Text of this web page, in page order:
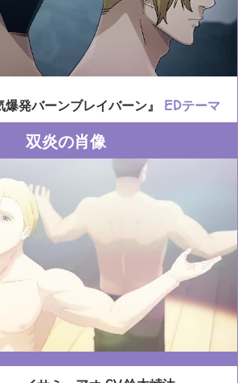
発バーンブレイバーン』 EDテーマ
双炎の肖像